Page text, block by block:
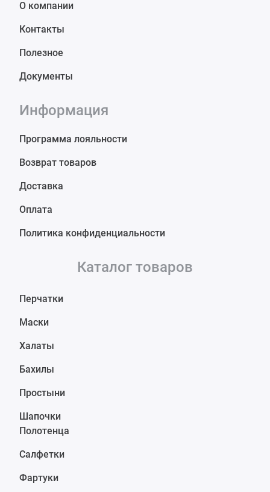
О компании
Контакты
Полезное
Документы
Информация
Программа лояльности
Возврат товаров
Доставка
Оплата
Политика конфиденциальности
Каталог товаров
Перчатки
Маски
Халаты
Бахилы
Простыни
Шапочки
Полотенца
Салфетки
Фартуки